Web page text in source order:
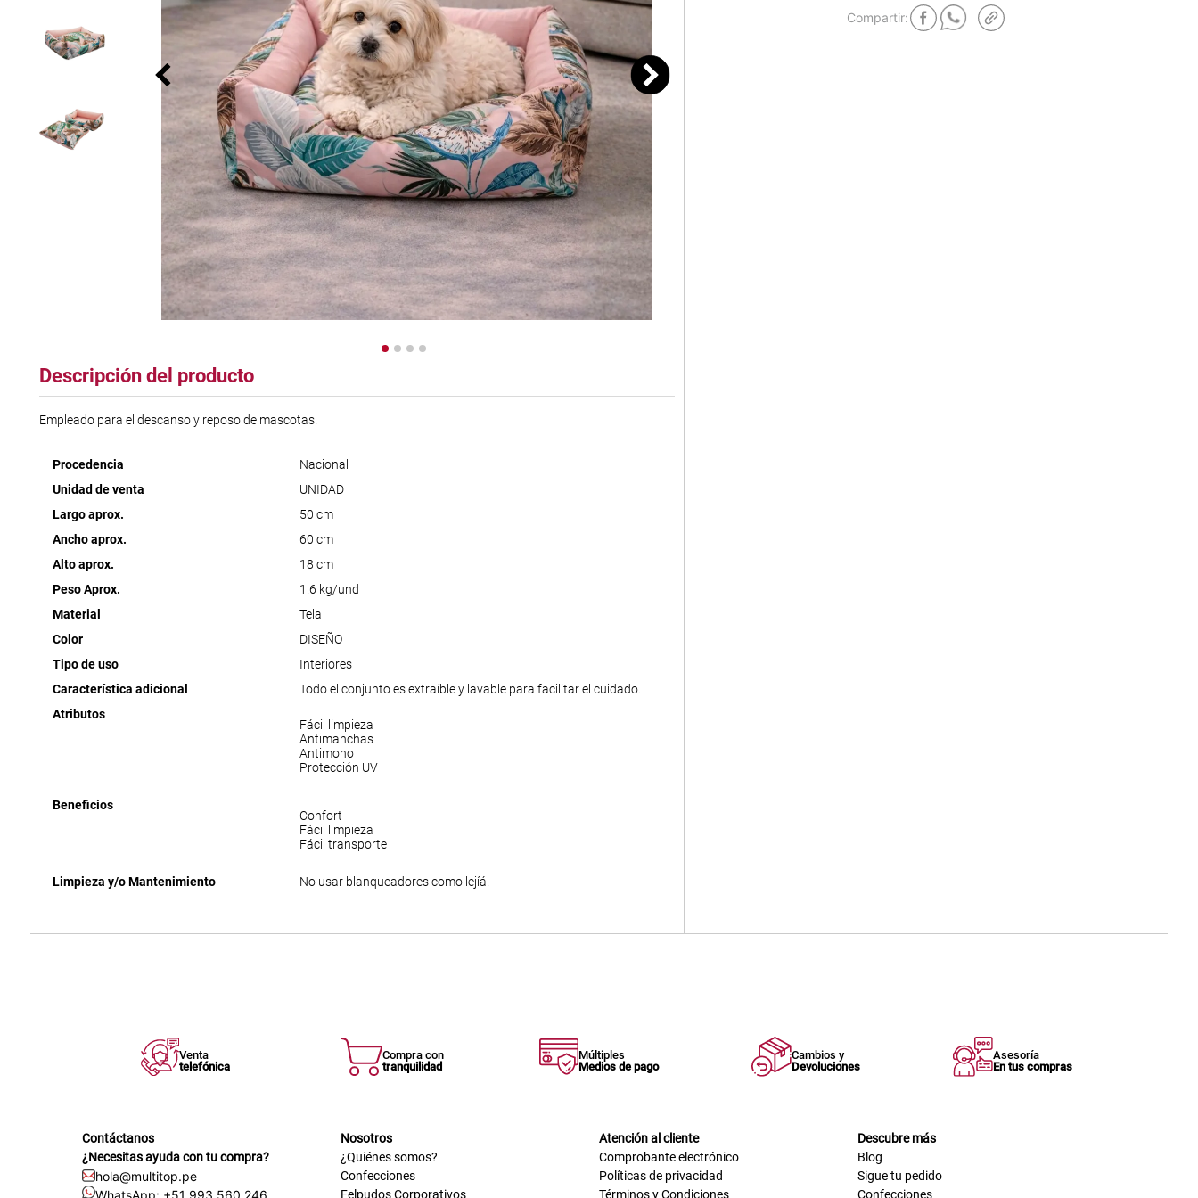
Descripción del producto
Empleado para el descanso y reposo de mascotas.
Procedencia
Nacional
Unidad de venta
UNIDAD
Largo aprox.
50 cm
Ancho aprox.
60 cm
Alto aprox.
18 cm
Peso Aprox.
1.6 kg/und
Material
Tela
Color
DISEÑO
Tipo de uso
Interiores
Característica adicional
Todo el conjunto es extraíble y lavable para facilitar el cuidado.
Atributos
Fácil limpieza
Antimanchas
Antimoho
Protección UV
Beneficios
Confort
Fácil limpieza
Fácil transporte
Limpieza y/o Mantenimiento No usar blanqueadores como lejíá.
Venta
telefónica
Compra con
tranquilidad
Múltiples
Medios de pago
Cambios y
Devoluciones
Asesoría
En tus compras
Contáctanos
¿Necesitas ayuda con tu compra?
hola@multitop.pe
WhatsApp: +51 993 560 246
Nosotros
¿Quiénes somos?
Confecciones
Felpudos Corporativos
Atención al cliente
Comprobante electrónico
Políticas de privacidad
Términos y Condiciones
Descubre más
Blog
Sigue tu pedido
Confecciones
tapete